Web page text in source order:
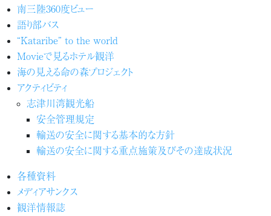
南三陸360度ビュー
語り部バス
“Kataribe” to the world
Movieで見るホテル観洋
海の見える命の森プロジェクト
アクティビティ
志津川湾観光船
安全管理規定
輸送の安全に関する基本的な方針
輸送の安全に関する重点施策及びその達成状況
各種資料
メディアサンクス
観洋情報誌